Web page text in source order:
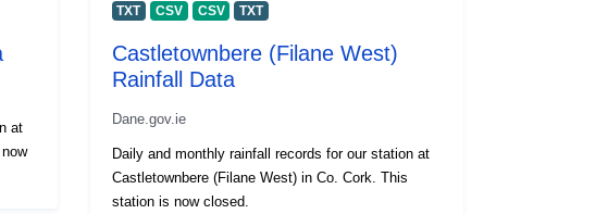
at
TXT CSV CSV TXT
Castletownbere (Filane West)
Rainfall Data
Dane.gov.ie
Daily and monthly rainfall records for our station at
Castletownbere (Filane West) in Co. Cork. This
station is now closed.